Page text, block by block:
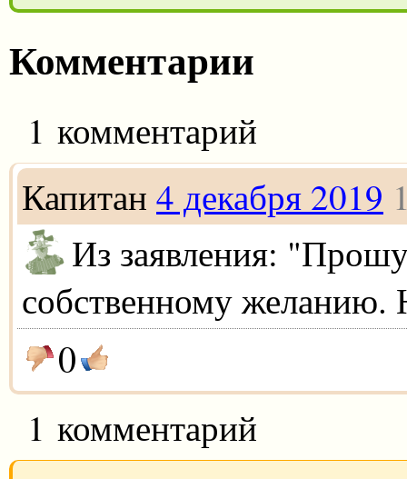
Комментарии
1 комментарий
Капитан 4 декабря 2019
Из заявления:
собственному желанию.
0
1 комментарий